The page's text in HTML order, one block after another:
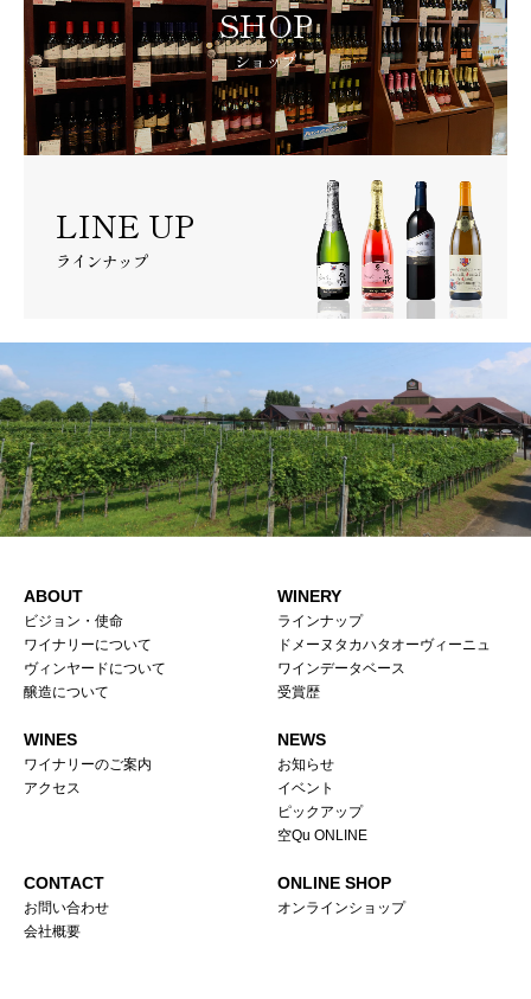
SHOP
ショップ
LINE UP
ラインナップ
ABOUT
ビジョン・使命
ワイナリーについて
ヴィンヤードについて
醸造について
WINERY
ラインナップ
ドメーヌタカハタオーヴィーニュ
ワインデータベース
受賞歴
WINES
ワイナリーのご案内
アクセス
NEWS
お知らせ
イベント
ピックアップ
空Qu ONLINE
CONTACT
お問い合わせ
会社概要
ONLINE SHOP
オンラインショップ